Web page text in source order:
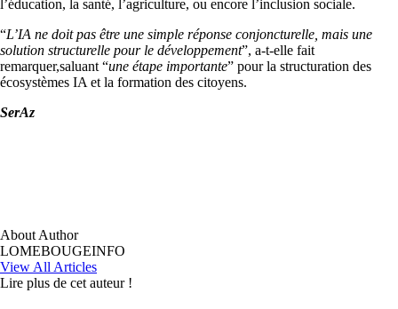
l’éducation, la santé, l’agriculture, ou encore l’inclusion sociale.
“L’IA ne doit pas être une simple réponse conjoncturelle, mais une
solution structurelle pour le développement”, a-t-elle fait
remarquer,saluant “une étape importante” pour la structuration des
écosystèmes IA et la formation des citoyens.
SerAz
About Author
LOMEBOUGEINFO
View All Articles
Lire plus de cet auteur !